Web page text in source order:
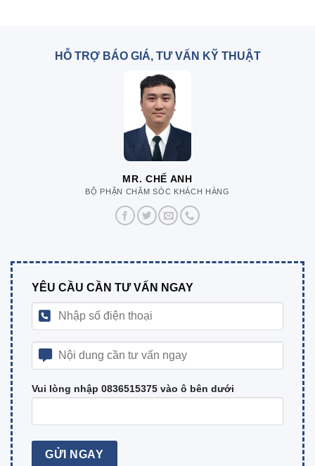
HỖ TRỢ BÁO GIÁ, TƯ VẤN KỸ THUẬT
MR. CHẾ ANH
BỘ PHẬN CHĂM SÓC KHÁCH HÀNG
YÊU CẦU CẦN TƯ VẤN NGAY
Vui lòng nhập 0836515375 vào ô bên dưới